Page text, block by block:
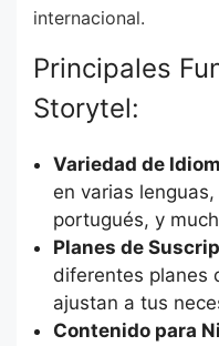
internacional.
Principales
Storytel:
Variedad de
en varias
portugués, y
Planes de
diferentes planes
ajustan a tus
Contenido para